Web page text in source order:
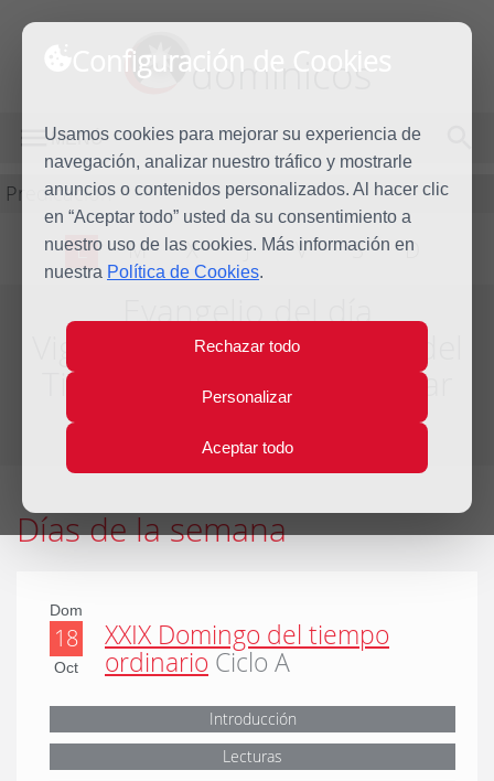
Configuración de Cookies
Usamos cookies para mejorar su experiencia de
navegación, analizar nuestro tráfico y mostrarle
anuncios o contenidos personalizados. Al hacer clic
en “Aceptar todo” usted da su consentimiento a
nuestro uso de las cookies. Más información en
nuestra Política de Cookies.
Rechazar todo
Personalizar
Aceptar todo
dominicos
MENÚ
Predicación
L M X J V S D
Evangelio del día
Vigésimo novena semana del
Tiempo Ordinario - Año Par
Días de la semana
Dom
18
Oct
XXIX Domingo del tiempo
ordinario Ciclo A
Introducción
Lecturas